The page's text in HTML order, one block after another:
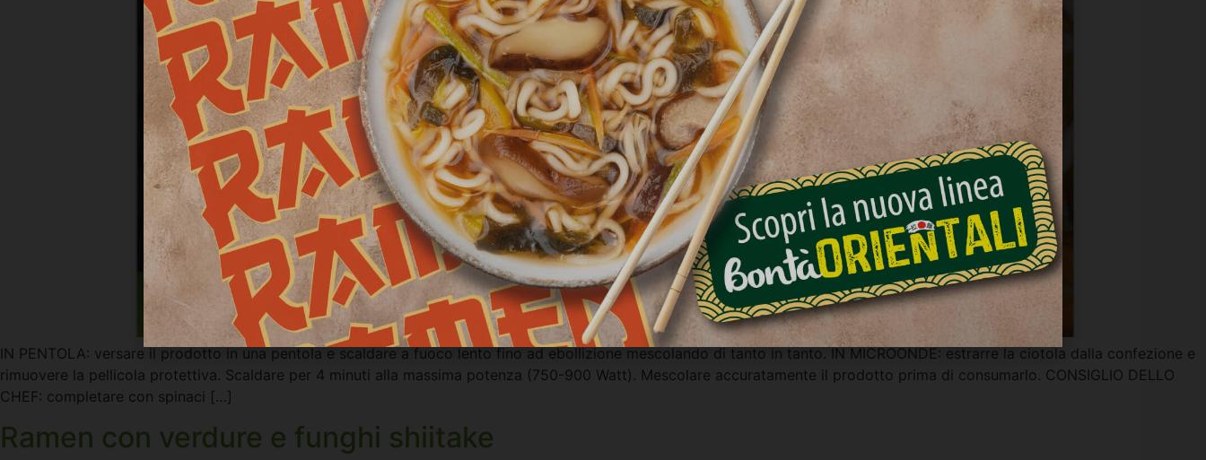
IN PENTOLA: versare il prodotto in una pentola e scaldare a fuoco lento fino ad ebollizione mescolando di tanto in tanto. IN MICROONDE: estrarre la ciotola dalla confezione e
rimuovere la pellicola protettiva. Scaldare per 4 minuti alla massima potenza (750-900 Watt). Mescolare accuratamente il prodotto prima di consumarlo. CONSIGLIO DELLO
CHEF: completare con spinaci […]
Ramen con verdure e funghi shiitake